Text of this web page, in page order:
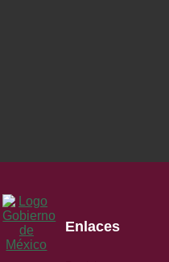
Enlaces